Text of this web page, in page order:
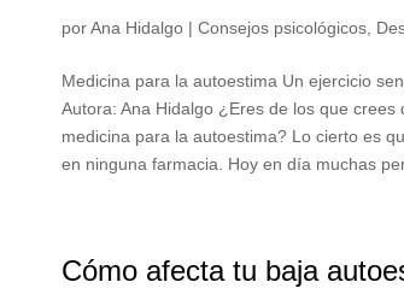
porAna Hidalgo |Consejos psicológicos
Medicina para la autoestima Un ejercicio
Autora: Ana Hidalgo ¿Eres de los que crees
medicina para la autoestima? Lo cierto es
en ninguna farmacia. Hoy en día muchas
Cómo afecta tu baja